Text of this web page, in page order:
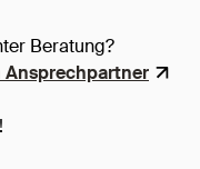
Beratung?
Ansprechpartner